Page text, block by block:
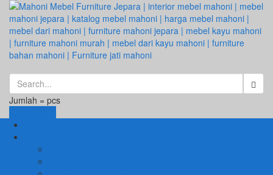
Jumlah = pcs